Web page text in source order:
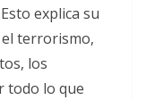
explica su
terrorismo,
los
todo lo que